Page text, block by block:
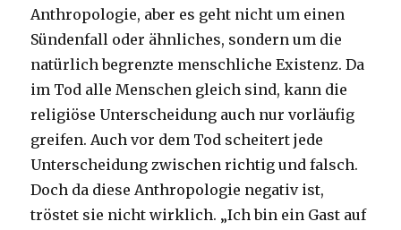
Anthropologie, aber es geht nicht um einen
Sündenfall oder ähnliches, sondern um die
natürlich begrenzte menschliche Existenz. Da
im Tod alle Menschen gleich sind, kann die
religiöse Unterscheidung auch nur vorläufig
greifen. Auch vor dem Tod scheitert jede
Unterscheidung zwischen richtig und falsch.
Doch da diese Anthropologie negativ ist,
tröstet sie nicht wirklich. „Ich bin ein Gast auf